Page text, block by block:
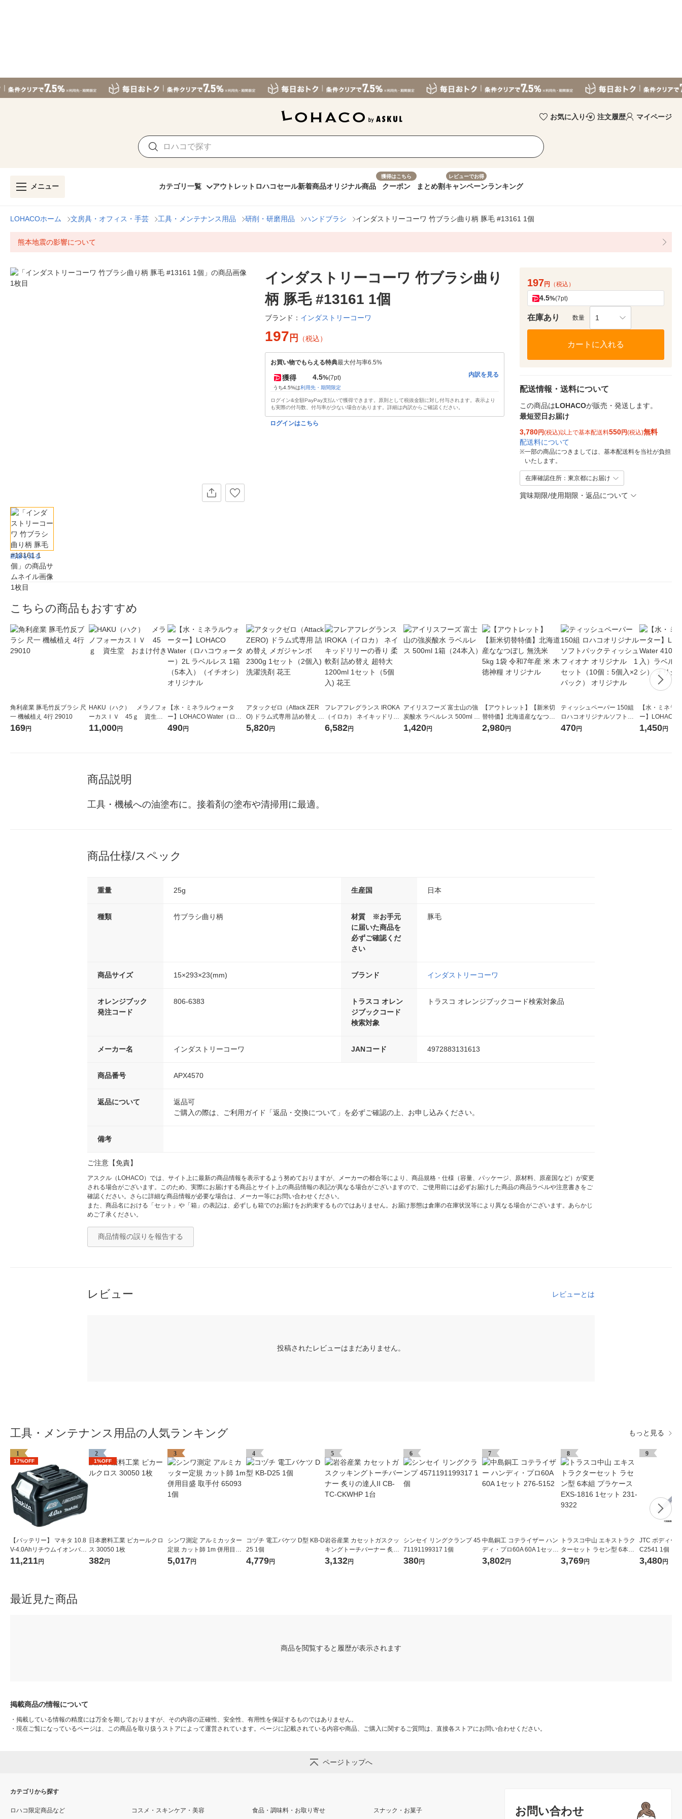
お気に入り 注文履歴 マイページ
メニュー カテゴリ一覧 アウトレット ロハコセール新着商品オリジナル商品
獲得はこちら
クーポン まとめ割
レビューでお得
キャンペーンランキング
LOHACOホーム 文房具・オフィス・手芸 工具・メンテナンス用品 研削・研磨用品 ハンドブラシ インダストリーコーワ 竹ブラシ曲り柄 豚毛 #13161 1個
熊本地震の影響について
画像を見る
インダストリーコーワ 竹ブラシ曲り
柄 豚毛 #13161 1個
ブランド： インダストリーコーワ
197 円 （税込）
お買い物でもらえる特典最大付与率6.5%
獲得 4.5%(7pt)
うち4.5%は利用先・期間限定
内訳を見る
ログイン&全額PayPay支払いで獲得できます。原則として税抜金額に対し付与されます。表示より
も実際の付与数、付与率が少ない場合があります。詳細は内訳からご確認ください。
ログインはこちら
197円 （税込）
4.5%(7pt)
在庫あり 数量 1
カートに入れる
配送情報・送料について
この商品はLOHACOが販売・発送します。
最短翌日お届け
3,780円(税込)以上で基本配送料550円(税込)無料
配送料について
※一部の商品につきましては、基本配送料を当社が負担
いたします。
在庫確認住所：東京都にお届け
賞味期限/使用期限・返品について
こちらの商品もおすすめ
角利産業 豚毛竹反ブラシ 尺
一 機械植え 4行 29010
169円
HAKU（ハク） メラノフォ
ーカスＩＶ 45ｇ 資生
堂 おまけ付き
11,000円
【水・ミネラルウォータ
ー】LOHACO Water（ロハ
コウォーター）2L ラベルレ
490円
アタックゼロ（Attack ZER
O) ドラム式専用 詰め替え メ
ガジャンボ 2300g 1セット
5,820円
フレアフレグランス IROKA
（イロカ） ネイキッドリリ
ーの香り 柔軟剤 詰め替え 超
6,582円
アイリスフーズ 富士山の強
炭酸水 ラベルレス 500ml 1
箱（24本入）
1,420円
【アウトレット】【新米切
替特価】北海道産ななつぼ
し 無洗米 5kg 1袋 令和7年産
2,980円
ティッシュペーパー 150組
ロハコオリジナルソフトパ
ックティッシュ フィオナ オ
470円
【水・ミネラ
ー】LOHACO
1箱（20本入
1,450円
商品説明
工具・機械への油塗布に。接着剤の塗布や清掃用に最適。
商品仕様/スペック
重量 25g 生産国 日本
種類 竹ブラシ曲り柄
材質 ※お手元
に届いた商品を
必ずご確認くだ
さい
豚毛
商品サイズ 15×293×23(mm) ブランド インダストリーコーワ
オレンジブック
発注コード
806-6383
トラスコ オレン
ジブックコード
検索対象
トラスコ オレンジブックコード検索対象品
メーカー名 インダストリーコーワ JANコード 4972883131613
商品番号 APX4570
返品について
返品可
ご購入の際は、ご利用ガイド「返品・交換について」を必ずご確認の上、お申し込みください。
備考
ご注意【免責】
アスクル（LOHACO）では、サイト上に最新の商品情報を表示するよう努めておりますが、メーカーの都合等により、商品規格・仕様（容量、パッケージ、原材料、原産国など）が変更
される場合がございます。このため、実際にお届けする商品とサイト上の商品情報の表記が異なる場合がございますので、ご使用前には必ずお届けした商品の商品ラベルや注意書きをご
確認ください。さらに詳細な商品情報が必要な場合は、メーカー等にお問い合わせください。
また、商品名における「セット」や「箱」の表記は、必ずしも箱でのお届けをお約束するものではありません。お届け形態は倉庫の在庫状況等により異なる場合がございます。あらかじ
めご了承ください。
商品情報の誤りを報告する
レビュー レビューとは
投稿されたレビューはまだありません。
工具・メンテナンス用品の人気ランキング もっと見る
1
17%OFF
【バッテリー】 マキタ 10.8
V-4.0Ahリチウムイオンバッ
テリ A-59863 BL1040B 1個
11,211円
2
1%OFF
日本磨料工業 ピカールクロ
ス 30050 1枚
382円
3
シンワ測定 アルミカッター
定規 カット師 1m 併用目盛
取手付 65093 1個
5,017円
4
コヅチ 電工バケツ D型 KB-D
25 1個
4,779円
5
岩谷産業 カセットガスクッ
キングトーチバーナー 炙り
の達人II CB-TC-CKWHP 1台
3,132円
6
シンセイ リングクランプ 45
71191199317 1個
380円
7
中島銅工 コテライザー ハン
ディ・プロ60A 60A 1セット
276-5152
3,802円
8
トラスコ中山 エキストラク
ターセット ラセン型 6本組
プラケース EXS-1816 1セッ
3,769円
9
JTC ボディー
C2541 1個（
3,480円
最近見た商品
商品を閲覧すると履歴が表示されます
掲載商品の情報について
・ 掲載している情報の精度には万全を期しておりますが、その内容の正確性、安全性、有用性を保証するものではありません。
・ 現在ご覧になっているページは、この商品を取り扱うストアによって運営されています。ページに記載されている内容や商品、ご購入に関するご質問は、直接各ストアにお問い合わせください。
ページトップへ
お問い合わせ
カテゴリから探す
ロハコ限定商品など コスメ・スキンケア・美容 食品・調味料・お取り寄せ スナック・お菓子